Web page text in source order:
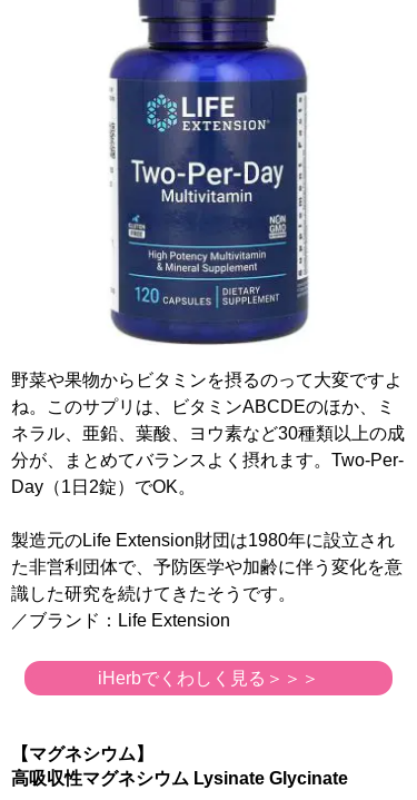
野菜や果物からビタミンを摂るのって大変ですよ
ね。このサプリは、ビタミンABCDEのほか、ミ
ネラル、亜鉛、葉酸、ヨウ素など30種類以上の成
分が、まとめてバランスよく摂れます。Two-Per-
Day（1日2錠）でOK。
製造元のLife Extension財団は1980年に設立され
た非営利団体で、予防医学や加齢に伴う変化を意
識した研究を続けてきたそうです。
／ブランド：Life Extension
iHerbでくわしく見る＞＞＞
【マグネシウム】
高吸収性マグネシウム Lysinate Glycinate